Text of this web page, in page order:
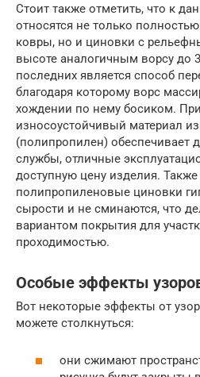
Стоит также отметить, что к
относятся не только
ковры, но и циновки с
высоте аналогичным ворсу до
последних является способ
благодаря которому ворс
хождении по нему босиком.
износоустойчивый материал
(полипропилен) обеспечивает
службы, отличные
доступную цену изделия. Также
полипропиленовые циновки
сырости и не сминаются, что
вариантом покрытия для
проходимостью.
Особые эффекты
Вот некоторые эффекты от
можете столкнуться:
они сжимают